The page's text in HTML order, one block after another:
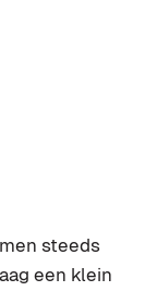
steeds
een klein